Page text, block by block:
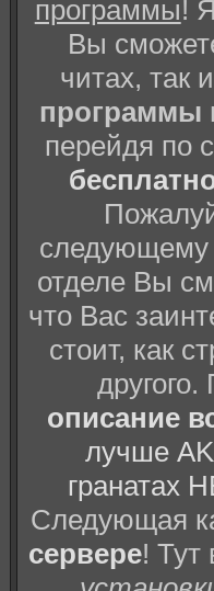
программы!
Вы
читах, так
программы
перейдя по
отделе Вы
что Вас
стоит, как
описание
лучше
гранатах
Следующая
сервере! Тут